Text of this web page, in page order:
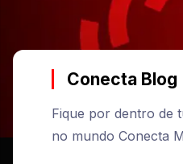
Conecta Blog
Fique por dentro de
no mundo Conecta